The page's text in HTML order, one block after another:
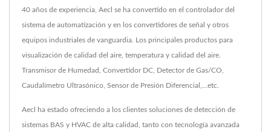
40 años de experiencia, Aecl se ha convertido en el controlador del
sistema de automatización y en los convertidores de señal y otros
equipos industriales de vanguardia. Los principales productos para
visualización de calidad del aire, temperatura y calidad del aire.
Transmisor de Humedad, Convertidor DC, Detector de Gas/CO,
Caudalímetro Ultrasónico, Sensor de Presión Diferencial,…etc.
Aecl ha estado ofreciendo a los clientes soluciones de detección de
sistemas BAS y HVAC de alta calidad, tanto con tecnología avanzada